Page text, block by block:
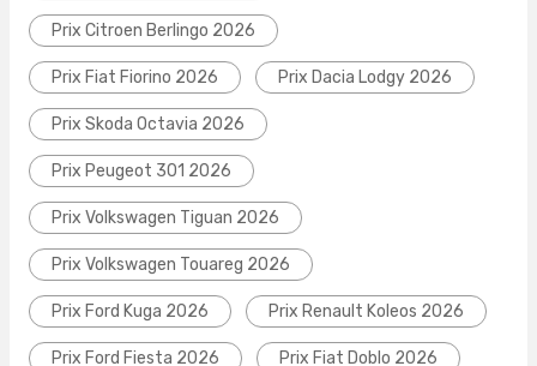
Prix Citroen Berlingo 2026
Prix Fiat Fiorino 2026 Prix Dacia Lodgy 2026
Prix Skoda Octavia 2026
Prix Peugeot 301 2026
Prix Volkswagen Tiguan 2026
Prix Volkswagen Touareg 2026
Prix Ford Kuga 2026 Prix Renault Koleos 2026
Prix Ford Fiesta 2026 Prix Fiat Doblo 2026